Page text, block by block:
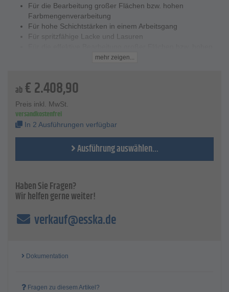
Für die Bearbeitung großer Flächen bzw. hohen
Farbmengenverarbeitung
Für hohe Schichtstärken in einem Arbeitsgang
Für spritzfähige Lacke und Lasuren
Farbmengenverarbeitung
Beschreibung
Durch feinste Zerstäubung erstklassige Lackierqualität
Technische Daten
Lieferung ohne Schlauch und Pistole
mehr zeigen...
ab €2.408,90
Preis inkl. MwSt.
versandkostenfrei
In 2 Ausführungen verfügbar
Ausführung auswählen...
Haben Sie Fragen?
Wir helfen gerne weiter!
verkauf@esska.de
Dokumentation
Fragen zu diesem Artikel?